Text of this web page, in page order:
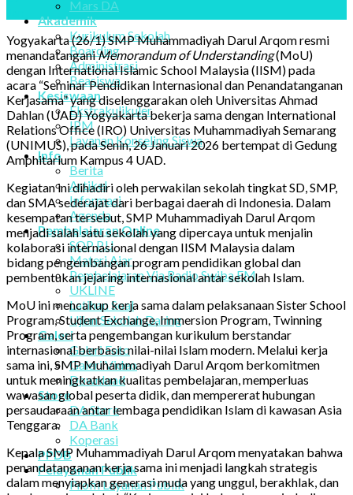
Mars DA
Akademik
Kurikulum Sekolah
Boarding
Administrasi
Beasiswa
Kesiswaan
Ekstrakulikuler
IPM
Layanan Konseling Siswa
Info
Berita
Artikel
Informasi
Agenda
Pembelajaran Online
SOP PJJ
Materi Ajar
Pembelajaran Via Radio Swiba FM
UKLINE
Latihan Soal
Ujian Sekolah Daring
Galeri
Galeri Foto
Galeri Video
Download
Store
DA Store
DA Bank
Koperasi
PPDB
Pelayanan Publik
Profil Layanan Publik
Yogyakarta (26/1) SMP Muhammadiyah Darul Arqom resmi
menandatanganiMemorandum of Understanding(MoU)
dengan International Islamic School Malaysia (IISM) pada
acara “Seminar Pendidikan Internasional dan Penandatanganan
Kerjasama” yang diselenggarakan oleh Universitas Ahmad
Dahlan (UAD) Yogyakarta bekerja sama dengan International
Relations Office (IRO) Universitas Muhammadiyah Semarang
(UNIMUS), pada Senin, 26 Januari 2026 bertempat di Gedung
Amphitarium Kampus 4 UAD.
Kegiatan ini dihadiri oleh perwakilan sekolah tingkat SD, SMP,
dan SMA sederajat dari berbagai daerah di Indonesia. Dalam
kesempatan tersebut, SMP Muhammadiyah Darul Arqom
menjadi salah satu sekolah yang dipercaya untuk menjalin
kolaborasi internasional dengan IISM Malaysia dalam
bidang pengembangan program pendidikan global dan
pembentukan jejaring internasional antar sekolah Islam.
MoU ini mencakup kerja sama dalam pelaksanaan Sister School
Program, Student Exchange, Immersion Program, Twinning
Program, serta pengembangan kurikulum berstandar
internasional berbasis nilai-nilai Islam modern. Melalui kerja
sama ini, SMP Muhammadiyah Darul Arqom berkomitmen
untuk meningkatkan kualitas pembelajaran, memperluas
wawasan global peserta didik, dan mempererat hubungan
persaudaraan antar lembaga pendidikan Islam di kawasan Asia
Tenggara.
Kepala SMP Muhammadiyah Darul Arqom menyatakan bahwa
penandatanganan kerja sama ini menjadi langkah strategis
dalam menyiapkan generasi muda yang unggul, berakhlak, dan